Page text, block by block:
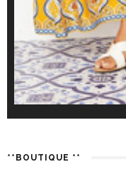
**BOUTIQUE **